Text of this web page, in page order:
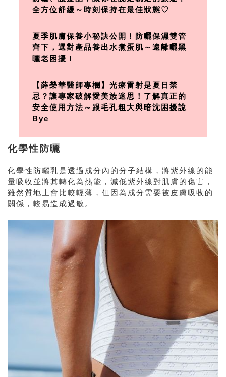
全方位舒緩～時刻保持在最佳狀態♡
夏季肌膚保養小秘訣公開！防曬保濕雙管
齊下，選對產品養出水煮蛋肌～遠離曬黑
曬老困擾！
【薛榮華醫師專欄】光療雷射是夏日禁
忌？讓專家破解愛美族迷思！了解真正的
安全使用方法～跟毛孔粗大與暗沈困擾說
Bye
化學性防曬
化學性防曬乳是透過成分內的分子結構，將紫外線的能
量吸收並將其轉化為熱能，減低紫外線對肌膚的傷害，
雖然質地上會比較輕薄，但因為成分需要被皮膚吸收的
關係，較易造成過敏。